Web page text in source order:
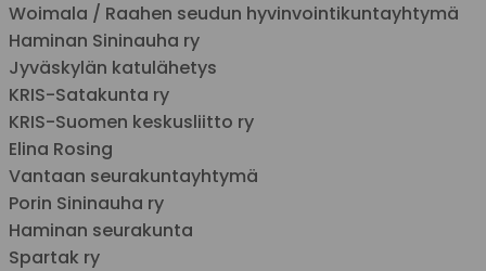
Woimala / Raahen seudun hyvinvointikuntayhtymä
Haminan Sininauha ry
Jyväskylän katulähetys
KRIS-Satakunta ry
KRIS-Suomen keskusliitto ry
Elina Rosing
Vantaan seurakuntayhtymä
Porin Sininauha ry
Haminan seurakunta
Spartak ry